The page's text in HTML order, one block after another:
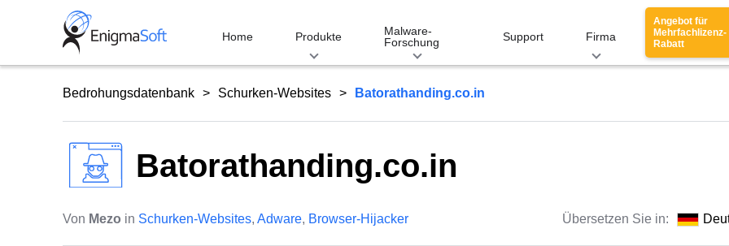
Home Produkte
Malware-
Forschung
Support Firma
Angebot für
Mehrfachlizenz-
Rabatt
Bedrohungsdatenbank Schurken-Websites Batorathanding.co.in
Batorathanding.co.in
Von Mezo in Schurken-Websites, Adware, Browser-Hijacker Übersetzen Sie in: